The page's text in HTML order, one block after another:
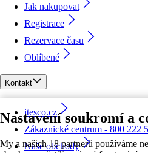
Nastavení soukromí a
My a našich 18 partnerů používáme
Jak nakupovat
Registrace
Rezervace času
Oblíbené
Kontakt
itesco.cz
Zákaznické centrum - 800 222
Naše obchody